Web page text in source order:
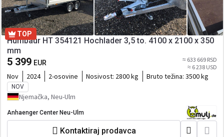
TOP
Humbaur HT 354121 Hochlader 3,5 to. 4100 x 2100 x 350
mm
5 399 EUR
≈ 633 669 RSD
≈ 6 238 USD
Nov 2024 2-osovine Nosivost: 2800 kg Bruto težina: 3500 kg
NOV
Njemačka, Neu-Ulm
Anhaenger Center Neu-Ulm
Kontaktiraj prodavca